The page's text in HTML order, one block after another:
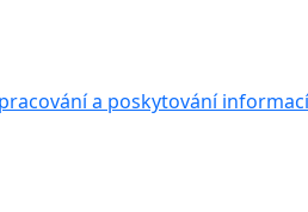
a poskytování informací